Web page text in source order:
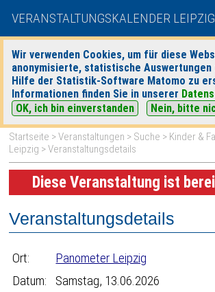
VERANSTALTUNGSKALENDER LEIPZIG
Wir verwenden Cookies, um für diese
anonymisierte, statistische Auswertungen
Hilfe der Statistik-Software Matomo zu
Informationen finden Sie in unserer
OK, ich bin einverstanden
Nein, bitte
heute|
Startseite >Veranstaltungen > Suche > Kinder &
Leipzig > Veranstaltungsdetails
Diese Veranstaltung ist
Veranstaltungsdetails
Ort:
Panometer Leipzig
Datum:
Samstag, 13.06.2026